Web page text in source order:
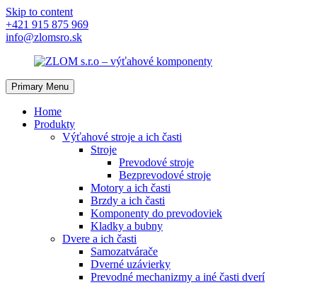
Skip to content
+421 915 875 969
info@zlomsro.sk
Primary Menu
Home
Produkty
Výťahové stroje a ich časti
Stroje
Prevodové stroje
Bezprevodové stroje
Motory a ich časti
Brzdy a ich časti
Komponenty do prevodoviek
Kladky a bubny
Dvere a ich časti
Samozatvárače
Dverné uzávierky
Prevodné mechanizmy a iné časti dverí